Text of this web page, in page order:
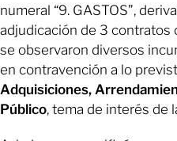
numeral “9. GASTOS”,
adjudicación de 3 contratos
se observaron diversos
en contravención a lo
Adquisiciones,
Público, tema de interés de